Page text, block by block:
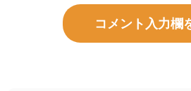
コメント入力欄